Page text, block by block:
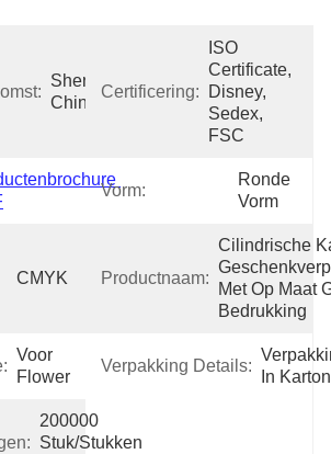
Shenzhen
China
Certificering:
ISO
Certificate,
Disney,
Sedex,
FSC
Vorm:
Ronde
Vorm
CMYK Productnaam:
Cilindrische
Met Op Maat
Bedrukking
Voor
Flower
Verpakking Details:
In Karton
200000
Stuk/Stukken